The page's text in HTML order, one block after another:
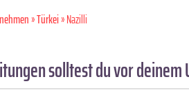
»Türkei» Nazilli
solltest du vor